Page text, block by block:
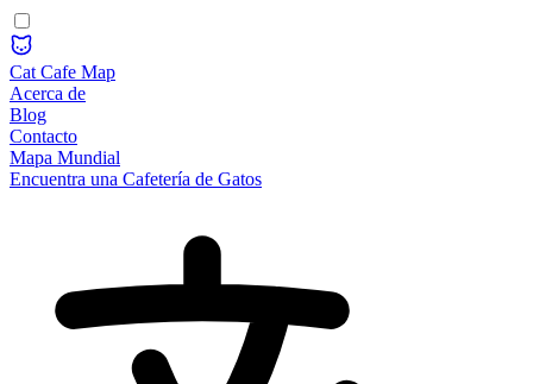
Cat Cafe Map
Acerca de
Blog
Contacto
Mapa Mundial
Encuentra una Cafetería de Gatos